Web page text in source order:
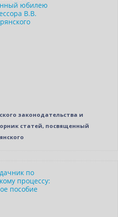
законодательства и
статей, посвященный